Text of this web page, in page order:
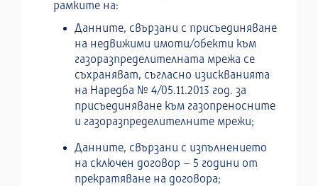
рамките на:
Данните, свързани с присъединяване
на недвижими имоти/обекти към
газоразпределителната мрежа се
съхраняват, съгласно изискванията
на Наредба № 4/05.11.2013 год. за
присъединяване към газопреносните
и газоразпределителните мрежи;
Данните, свързани с изпълнението
на сключен договор – 5 години от
прекратяване на договора;